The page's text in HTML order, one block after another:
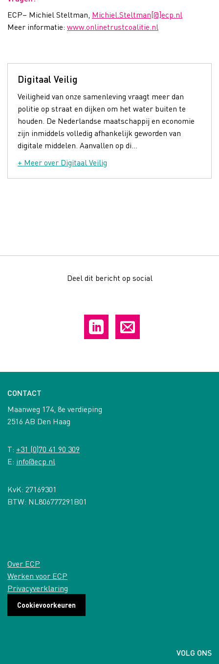
ECP– Michiel Steltman, Michiel.Steltman[@]ecp.nl
Meer informatie: www.onlinetrustcoalitie.nl
Digitaal Veilig
Veiligheid van onze samenleving vraagt meer dan
politie op straat en dijken om het water buiten te
houden. De Nederlandse maatschappij en economie
zijn inmiddels volledig afhankelijk geworden van
digitale middelen. Aanvallen op di...
+ Meer over Digitaal Veilig
Deel dit bericht op social
CONTACT
Maanweg 174, 8e verdieping
2516 AB Den Haag
T: +31 (0)70 41 90 309
E: info@ecp.nl
KvK: 27169301
BTW: NL806777291B01
Over ECP
Werken voor ECP
Privacyverklaring
Cookievoorkeuren
VOLG ONS